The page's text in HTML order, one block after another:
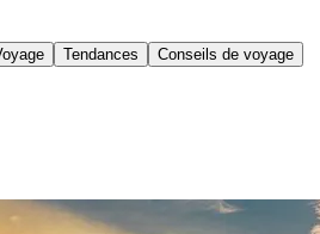
Tendances
Conseils de voyage